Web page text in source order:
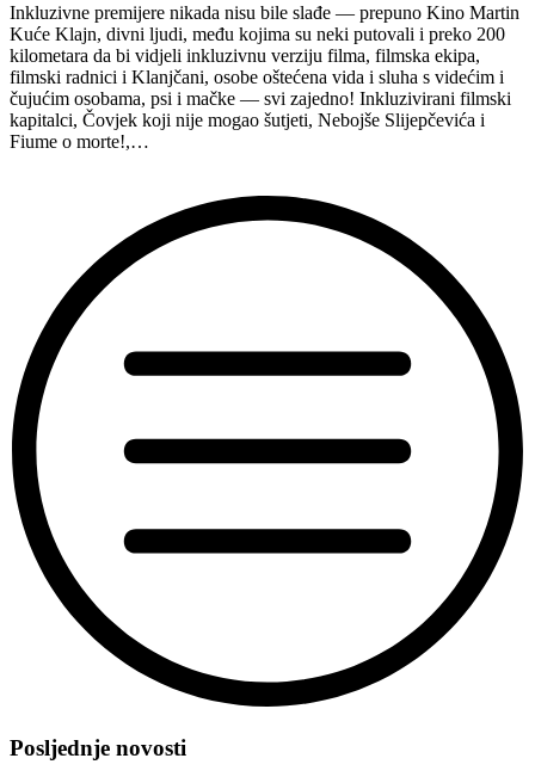
Inkluzivne premijere nikada nisu bile slađe — prepuno Kino Martin
Kuće Klajn, divni ljudi, među kojima su neki putovali i preko 200
kilometara da bi vidjeli inkluzivnu verziju filma, filmska ekipa,
filmski radnici i Klanjčani, osobe oštećena vida i sluha s videćim i
čujućim osobama, psi i mačke — svi zajedno! Inkluzivirani filmski
kapitalci, Čovjek koji nije mogao šutjeti, Nebojše Slijepčevića i
Fiume o morte!,…
inkluzivna
premijera
Posljednje novosti